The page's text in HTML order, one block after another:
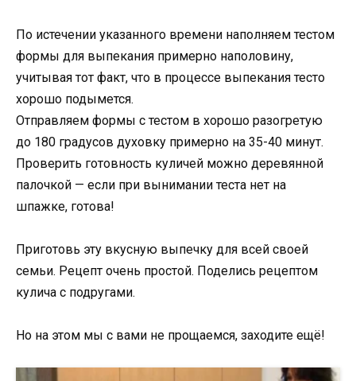
По истечении указанного времени наполняем тестом
формы для выпекания примерно наполовину,
учитывая тот факт, что в процессе выпекания тесто
хорошо подымется.
Отправляем формы с тестом в хорошо разогретую
до 180 градусов духовку примерно на 35-40 минут.
Проверить готовность куличей можно деревянной
палочкой — если при вынимании теста нет на
шпажке, готова!
Приготовь эту вкусную выпечку для всей своей
семьи. Рецепт очень простой. Поделись рецептом
кулича с подругами.
Но на этом мы с вами не прощаемся, заходите ещё!